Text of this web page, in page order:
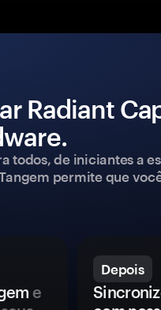
Radiant
todos, de iniciantes a
permite que
e
Depois